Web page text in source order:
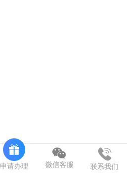
申请办理 微信客服 联系我们